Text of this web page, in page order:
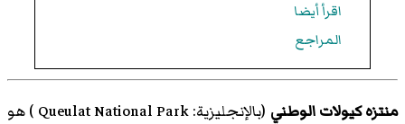
اقرأ أيضا
المراجع
منتزه كيولات الوطني
(بالإنجليزية: Queulat National Park ) هو